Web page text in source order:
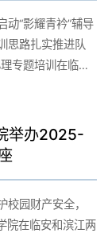
动“影耀青衿”辅导
思路扎实推进队
专题培训在临安
。
举办2025-
园财产安全，
院在临安和滨江两